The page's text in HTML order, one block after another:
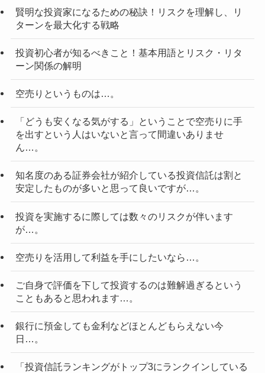
賢明な投資家になるための秘訣！リスクを理解し、リ
ターンを最大化する戦略
投資初心者が知るべきこと！基本用語とリスク・リタ
ーン関係の解明
空売りというものは…。
「どうも安くなる気がする」ということで空売りに手
を出すという人はいないと言って間違いありませ
ん…。
知名度のある証券会社が紹介している投資信託は割と
安定したものが多いと思って良いですが…。
投資を実施するに際しては数々のリスクが伴います
が…。
空売りを活用して利益を手にしたいなら…。
ご自身で評価を下して投資するのは難解過ぎるという
こともあると思われます…。
銀行に預金しても金利などほとんどもらえない今
日…。
「投資信託ランキングがトップ3にランクインしている